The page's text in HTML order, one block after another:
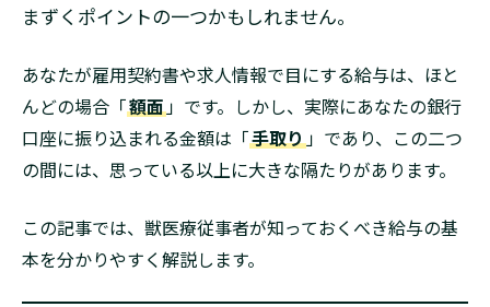
まずくポイントの一つかもしれません。
あなたが雇用契約書や求人情報で目にする給与は、ほと
んどの場合「額面 」です。しかし、実際にあなたの銀行
口座に振り込まれる金額は「手取り 」であり、この二つ
の間には、思っている以上に大きな隔たりがあります。
この記事では、獣医療従事者が知っておくべき給与の基
本を分かりやすく解説します。